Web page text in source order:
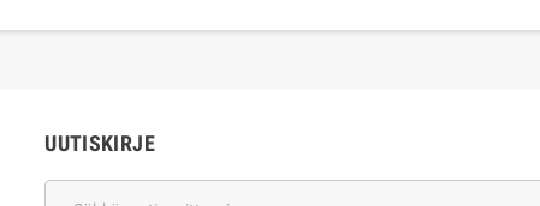
UUTISKIRJE